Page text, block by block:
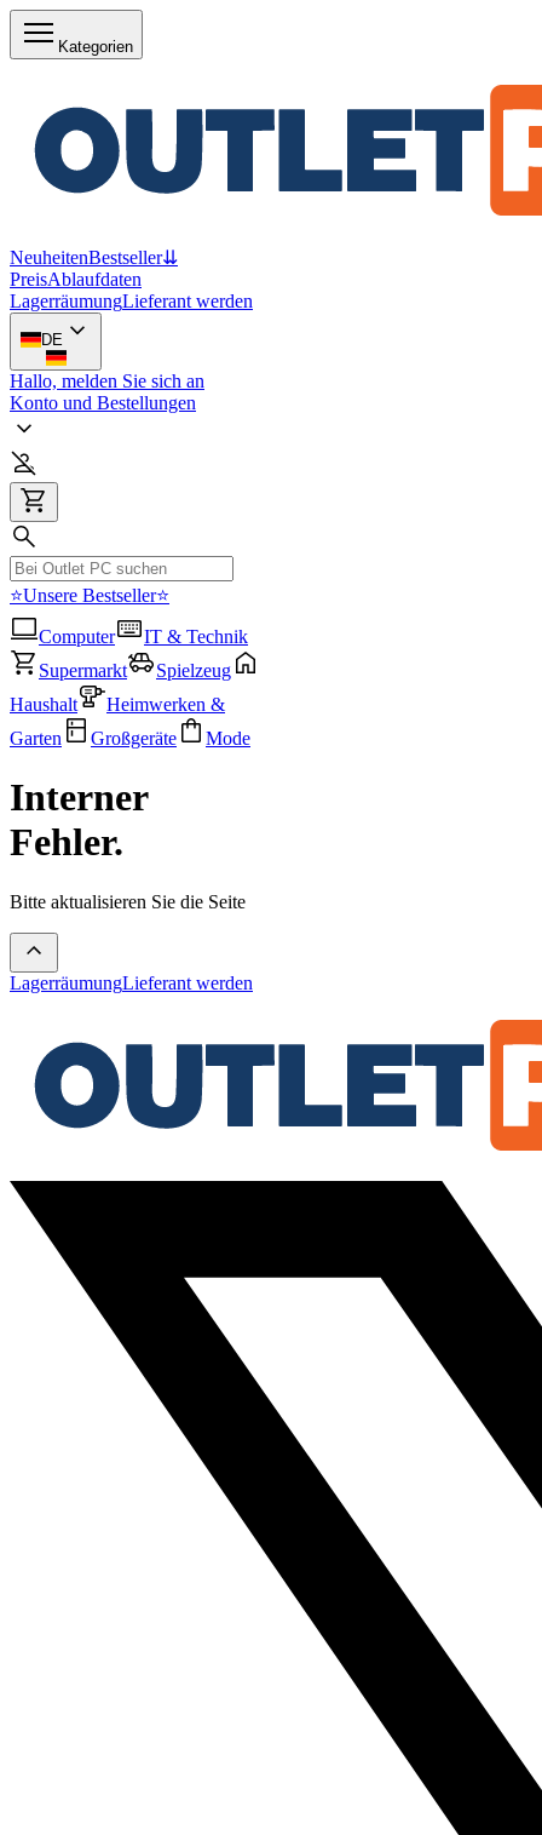
Kategorien
NeuheitenBestseller⇊
PreisAblaufdaten
LagerräumungLieferant werden
DE
Hallo, melden Sie sich an
Konto und Bestellungen
⭐Unsere Bestseller⭐
Computer
IT & Technik
Supermarkt
Spielzeug
Haushalt
Heimwerken &
Garten
Großgeräte Mode
Interner
Fehler.
Bitte aktualisieren Sie die Seite
LagerräumungLieferant werden